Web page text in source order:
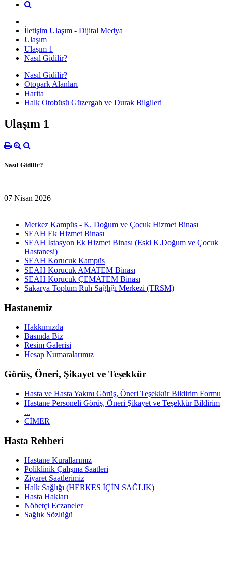
İletişim Ulaşım - Dijital Medya
Ulaşım
Ulaşım 1
Nasıl Gidilir?
Nasıl Gidilir?
Otopark Alanları
Harita
Halk Otobüsü Güzergah ve Durak Bilgileri
Ulaşım 1
Nasıl Gidilir?
07 Nisan 2026
Merkez Kampüs - K. Doğum ve Çocuk Hizmet Binası
SEAH Ek Hizmet Binası
SEAH İstasyon Ek Hizmet Binası (Eski K.Doğum ve Çocuk
Hastanesi)
SEAH Korucuk Kampüs
SEAH Korucuk AMATEM Binası
SEAH Korucuk ÇEMATEM Binası
Sakarya Toplum Ruh Sağlığı Merkezi (TRSM)
Hastanemiz
Hakkımızda
Basında Biz
Resim Galerisi
Hesap Numaralarımız
Görüş, Öneri, Şikayet ve Teşekkür
Hasta ve Hasta Yakını Görüş, Öneri Teşekkür Bildirim Formu
Hastane Personeli Görüş, Öneri Şikayet ve Teşekkür Bildirim
...
CİMER
Hasta Rehberi
Hastane Kurallarımız
Poliklinik Çalışma Saatleri
Ziyaret Saatlerimiz
Halk Sağlığı (HERKES İÇİN SAĞLIK)
Hasta Hakları
Nöbetçi Eczaneler
Sağlık Sözlüğü